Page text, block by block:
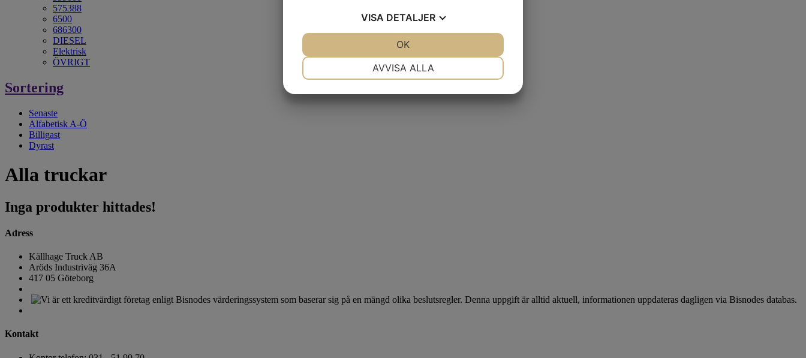
575388
6500
686300
DIESEL
Elektrisk
ÖVRIGT
Sortering
Senaste
Alfabetisk A-Ö
Billigast
Dyrast
Alla truckar
Inga produkter hittades!
Adress
Källhage Truck AB
Aröds Industriväg 36A
417 05 Göteborg
Kontakt
VISA DETALJER
AVVISA ALLA
OK